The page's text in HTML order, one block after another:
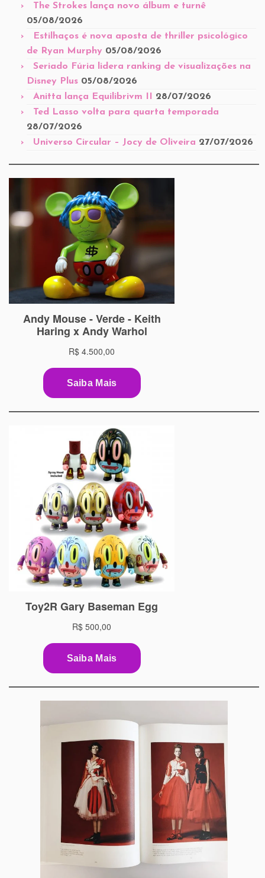
The Strokes lança novo álbum e turnê
05/08/2026
Estilhaços é nova aposta de thriller psicológico
de Ryan Murphy 05/08/2026
Seriado Fúria lidera ranking de visualizações na
Disney Plus 05/08/2026
Anitta lança Equilibrivm II
28/07/2026
Ted Lasso volta para quarta temporada
28/07/2026
Universo Circular – Jocy de Oliveira 27/07/2026